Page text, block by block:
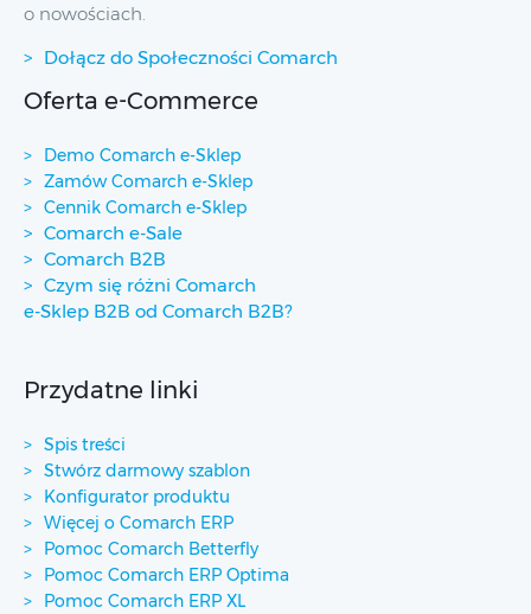
o nowościach.
Dołącz do Społeczności Comarch
Oferta e-Commerce
Demo Comarch e-Sklep
Zamów Comarch e-Sklep
Cennik Comarch e-Sklep
Comarch e-Sale
Comarch B2B
Czym się różni Comarch
e-Sklep B2B od Comarch B2B?
Przydatne linki
Spis treści
Stwórz darmowy szablon
Konfigurator produktu
Więcej o Comarch ERP
Pomoc Comarch Betterfly
Pomoc Comarch ERP Optima
Pomoc Comarch ERP XL